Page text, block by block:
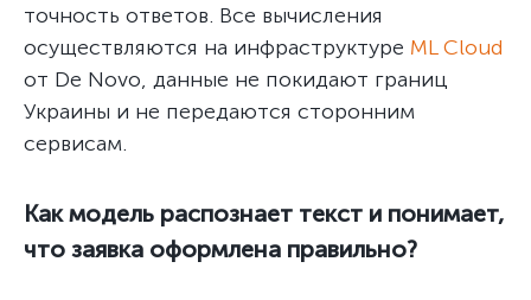
точность ответов. Все вычисления
осуществляются на инфраструктуре ML Cloud
от De Novo, данные не покидают границ
Украины и не передаются сторонним
сервисам.
Как модель распознает текст и понимает,
что заявка оформлена правильно?